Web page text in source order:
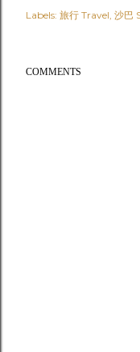
Labels: 旅行 Travel 沙巴
COMMENTS